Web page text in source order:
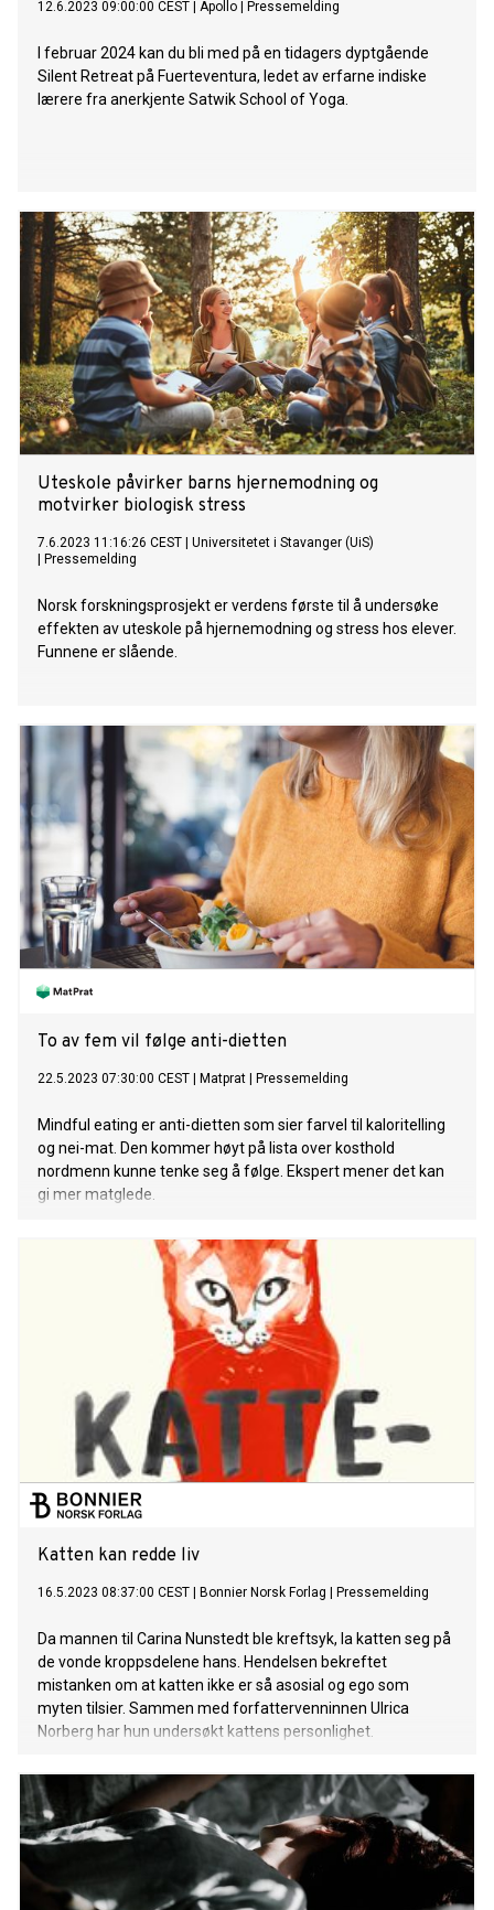
12.6.2023 09:00:00 CEST Apollo Pressemelding
I februar 2024 kan du bli med på en tidagers dyptgående
Silent Retreat på Fuerteventura, ledet av erfarne indiske
lærere fra anerkjente Satwik School of Yoga.
Uteskole påvirker barns hjernemodning og
motvirker biologisk stress
7.6.2023 11:16:26 CEST
Universitetet i Stavanger (UiS)
Pressemelding
Norsk forskningsprosjekt er verdens første til å undersøke
effekten av uteskole på hjernemodning og stress hos elever.
Funnene er slående.
To av fem vil følge anti-dietten
22.5.2023 07:30:00 CEST Matprat Pressemelding
Mindful eating er anti-dietten som sier farvel til kaloritelling
og nei-mat. Den kommer høyt på lista over kosthold
nordmenn kunne tenke seg å følge. Ekspert mener det kan
gi mer matglede.
Katten kan redde liv
16.5.2023 08:37:00 CEST Bonnier Norsk Forlag Pressemelding
Da mannen til Carina Nunstedt ble kreftsyk, la katten seg på
de vonde kroppsdelene hans. Hendelsen bekreftet
mistanken om at katten ikke er så asosial og ego som
myten tilsier. Sammen med forfattervenninnen Ulrica
Norberg har hun undersøkt kattens personlighet.